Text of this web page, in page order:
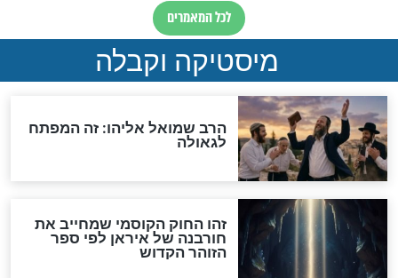
"לפני הגאולה תהיה אפיקורסות
והכחשה גדולה מאוד של
האמונה"
האם לאחר בוא המשיח יהיה
אפשר לחזור בתשובה?